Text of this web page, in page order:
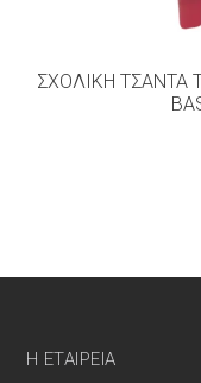
ΣΧΟΛΙΚΉ ΤΣΆΝΤΑ
Η ΕΤΑΙΡΕΊΑ